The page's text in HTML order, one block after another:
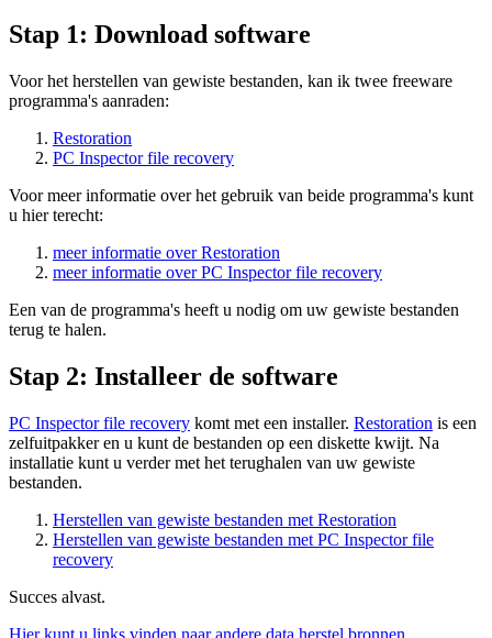
Stap 1: Download software
Voor het herstellen van gewiste bestanden, kan ik twee freeware
programma's aanraden:
Restoration
PC Inspector file recovery
Voor meer informatie over het gebruik van beide programma's kunt
u hier terecht:
meer informatie over Restoration
meer informatie over PC Inspector file recovery
Een van de programma's heeft u nodig om uw gewiste bestanden
terug te halen.
Stap 2: Installeer de software
PC Inspector file recovery komt met een installer. Restoration is een
zelfuitpakker en u kunt de bestanden op een diskette kwijt. Na
installatie kunt u verder met het terughalen van uw gewiste
bestanden.
Herstellen van gewiste bestanden met Restoration
Herstellen van gewiste bestanden met PC Inspector file
recovery
Succes alvast.
Hier kunt u links vinden naar andere data herstel bronnen.